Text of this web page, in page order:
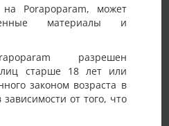
на Porapoparam, может
материалы и
разрешен
старше 18 лет или
законом возраста в
от того, что
Винница